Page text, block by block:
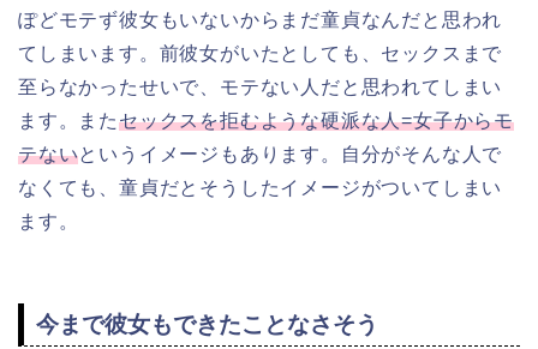
ぽどモテず彼女もいないからまだ童貞なんだと思われ
てしまいます。前彼女がいたとしても、セックスまで
至らなかったせいで、モテない人だと思われてしまい
ます。またセックスを拒むような硬派な人=女子からモ
テないというイメージもあります。自分がそんな人で
なくても、童貞だとそうしたイメージがついてしまい
ます。
今まで彼女もできたことなさそう